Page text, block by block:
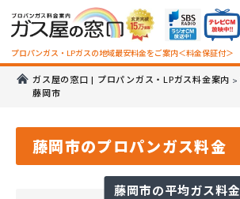
プロパンガス・LPガスの地域最安料金をご案内＜料金保証付＞
ガス屋の窓口 | プロパンガス・LPガス料金案内 >
藤岡市
藤岡市のプロパンガス料金
藤岡市の平均ガス料金